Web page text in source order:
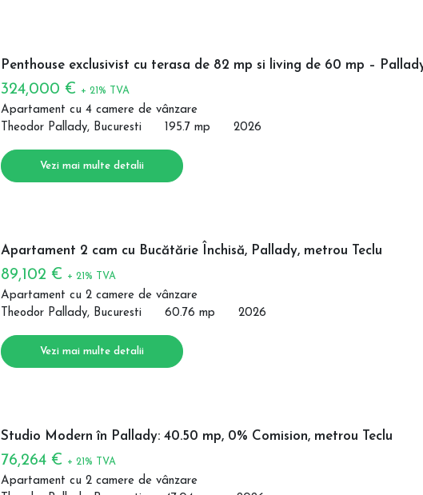
Penthouse exclusivist cu terasa de 82 mp si living de 60 mp –
324,000 € + 21% TVA
Apartament cu 4 camere de vânzare
Theodor Pallady, Bucuresti
195.7 mp 2026
Vezi mai multe detalii
Apartament 2 cam cu Bucătărie Închisă, Pallady, metrou Teclu
89,102 € + 21% TVA
Apartament cu 2 camere de vânzare
Theodor Pallady, Bucuresti
60.76 mp 2026
Vezi mai multe detalii
Studio Modern în Pallady: 40.50 mp, 0% Comision, metrou Teclu
76,264 € + 21% TVA
Apartament cu 2 camere de vânzare